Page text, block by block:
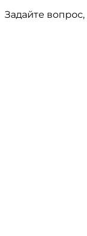
Задайте вопрос,